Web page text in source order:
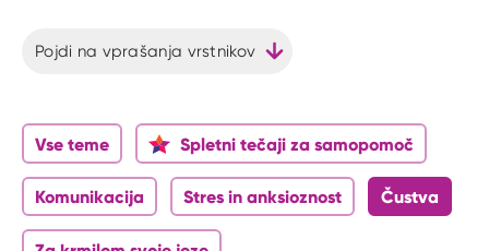
Pojdi na vprašanja vrstnikov
Vse teme Spletni tečaji za samopomoč
Komunikacija Stres in anksioznost Čustva